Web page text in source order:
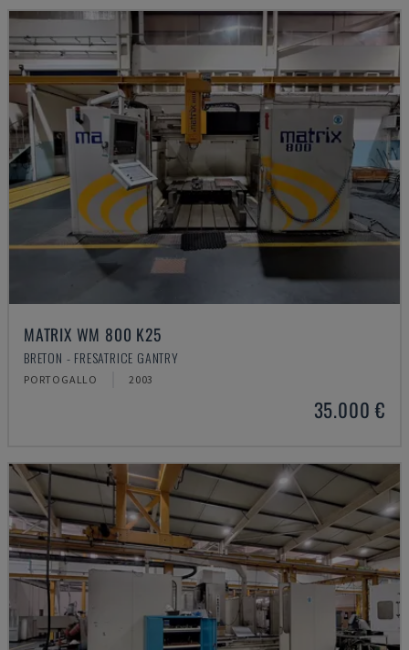
MATRIX WM 800 K25
BRETON - FRESATRICE GANTRY
PORTOGALLO 2003
35.000 €